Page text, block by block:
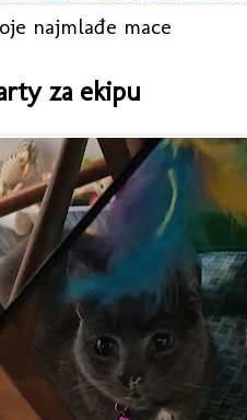
najmlađe mace
za ekipu